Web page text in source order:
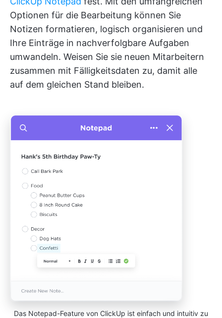
Optionen für die Bearbeitung können Sie
Notizen formatieren, logisch organisieren und
Ihre Einträge in nachverfolgbare Aufgaben
umwandeln. Weisen Sie sie neuen Mitarbeitern
zusammen mit Fälligkeitsdaten zu, damit alle
auf dem gleichen Stand bleiben.
Das Notepad-Feature von ClickUp ist einfach und intuitiv zu